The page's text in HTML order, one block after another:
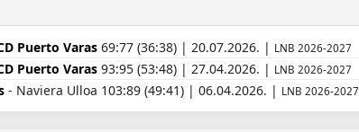
Puerto Varas 69:77 (36:38) | 20.07.2026. | LNB 2026-2027
Puerto Varas 93:95 (53:48) | 27.04.2026. | LNB 2026-2027
- Naviera Ulloa 103:89 (49:41) | 06.04.2026. | LNB 2026-2027